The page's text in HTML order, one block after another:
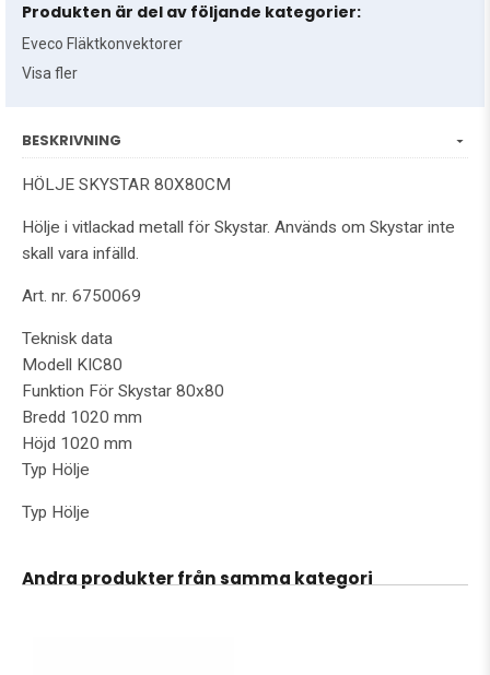
Produkten är del av följande kategorier:
Eveco Fläktkonvektorer
Visa fler
BESKRIVNING
HÖLJE SKYSTAR 80X80CM
Hölje i vitlackad metall för Skystar. Används om Skystar inte
skall vara infälld.
Art. nr. 6750069
Teknisk data
Modell KIC80
Funktion För Skystar 80x80
Bredd 1020 mm
Höjd 1020 mm
Typ Hölje
Typ Hölje
Andra produkter från samma kategori